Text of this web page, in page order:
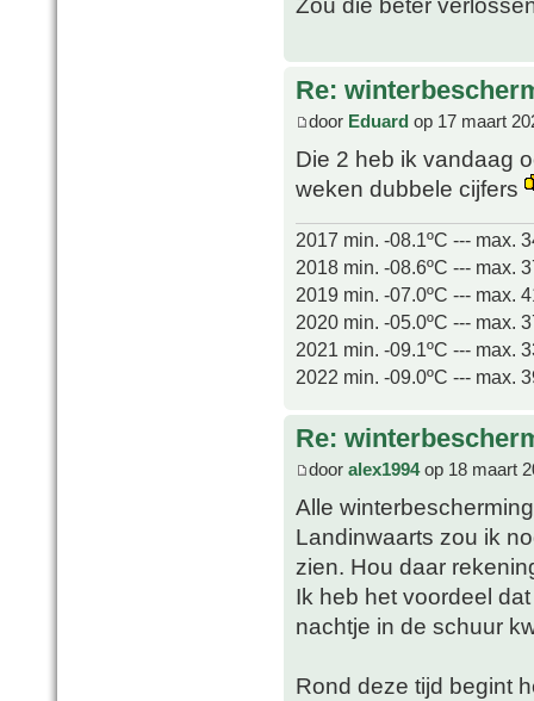
Re:
door Eduard op 17 maart
Die 2 heb ik vandaag
weken dubbele cijfers
2017 min. -08.1ºC --- max.
2018 min. -08.6ºC --- max.
2019 min. -07.0ºC --- max.
2020 min. -05.0ºC --- max.
2021 min. -09.1ºC --- max.
2022 min. -09.0ºC --- max.
Re:
door alex1994op 18 maart
Alle
Landinwaarts zou ik
zien. Hou daar
Ik heb het voordeel
nachtje in de schuur
Rond deze tijd begint